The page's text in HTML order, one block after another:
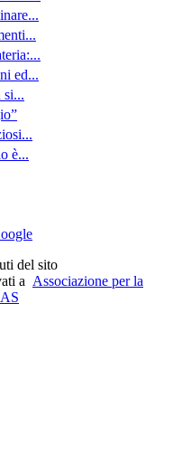
ed...
si...
è...
del sito
a Associazione per la